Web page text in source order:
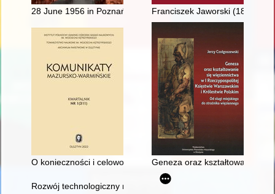
28 June 1956 in Poznań : one of the first months of Polish
Franciszek Jaworski (1873-
O konieczności i celowości represji świadczy wynik
Geneza oraz kształtowanie
Rozwój technologiczny młynów wietrznych